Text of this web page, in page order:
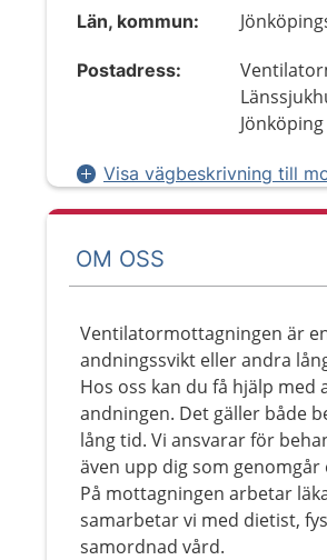
Län, kommun:
Postadress:
Jönköping
Visa vägbeskrivning till
OM OSS
Ventilatormottagningen är
andningssvikt eller andra
Hos oss kan du få hjälp
andningen. Det gäller både
lång tid. Vi ansvarar för
även upp dig som
På mottagningen arbetar
samarbetar vi med dietist,
samordnad vård.